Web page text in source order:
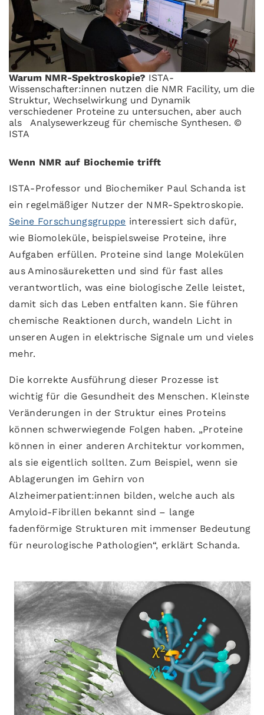
Warum NMR-Spektroskopie? ISTA-
Wissenschafter:innen nutzen die NMR Facility, um die
Struktur, Wechselwirkung und Dynamik
verschiedener Proteine zu untersuchen, aber auch
als Analysewerkzeug für chemische Synthesen. ©
ISTA
Wenn NMR auf Biochemie trifft
ISTA-Professor und Biochemiker Paul Schanda ist
ein regelmäßiger Nutzer der NMR-Spektroskopie.
Seine Forschungsgruppe interessiert sich dafür,
wie Biomoleküle, beispielsweise Proteine, ihre
Aufgaben erfüllen. Proteine sind lange Molekülen
aus Aminosäureketten und sind für fast alles
verantwortlich, was eine biologische Zelle leistet,
damit sich das Leben entfalten kann. Sie führen
chemische Reaktionen durch, wandeln Licht in
unseren Augen in elektrische Signale um und vieles
mehr.
Die korrekte Ausführung dieser Prozesse ist
wichtig für die Gesundheit des Menschen. Kleinste
Veränderungen in der Struktur eines Proteins
können schwerwiegende Folgen haben. „Proteine
können in einer anderen Architektur vorkommen,
als sie eigentlich sollten. Zum Beispiel, wenn sie
Ablagerungen im Gehirn von
Alzheimerpatient:innen bilden, welche auch als
Amyloid-Fibrillen bekannt sind – lange
fadenförmige Strukturen mit immenser Bedeutung
für neurologische Pathologien“, erklärt Schanda.